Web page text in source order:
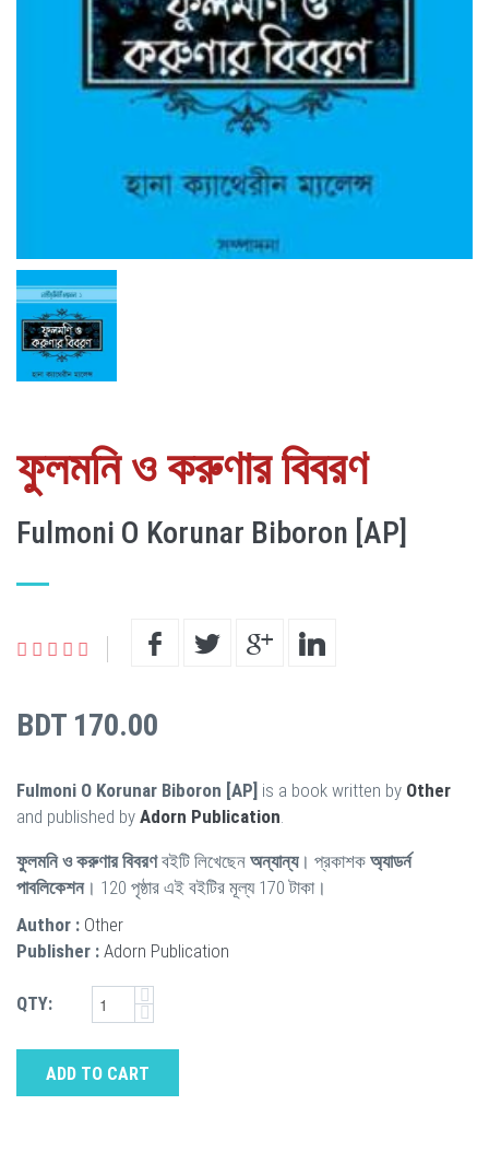
ফুলমনি ও করুণার বিবরণ
Fulmoni O Korunar Biboron [AP]
BDT 170.00
Fulmoni O Korunar Biboron [AP] is a book written by Other
and published by Adorn Publication
ফুলমনি ও করুণার বিবরণবইটি লিখেছেন অন্যান্য। প্রকাশক অ্যাডর্ন
পাবলিকেশন। 120 পৃষ্ঠার এই বইটির মূল্য 170 টাকা।
Author : Other
Publisher : Adorn Publication
QTY:
ADD TO CART